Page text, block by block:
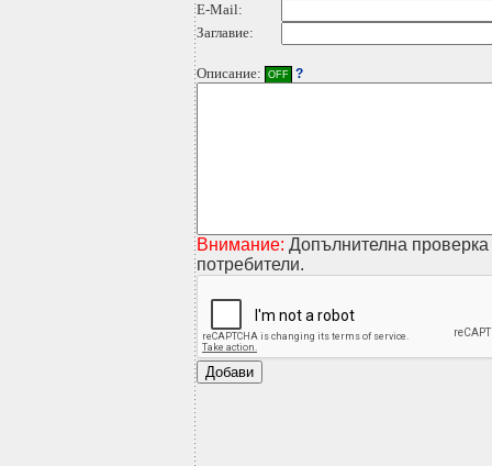
E-Mail:
Заглавие:
Описание: OFF ?
Внимание: Допълнителна
потребители.